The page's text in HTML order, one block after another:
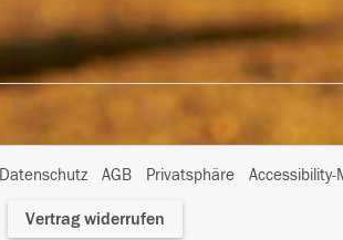
Datenschutz AGB Privatsphäre
I
Vertrag widerrufen